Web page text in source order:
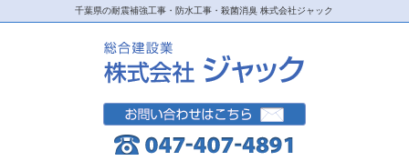
千葉県の耐震補強工事・防水工事・殺菌消臭 株式会社ジャック